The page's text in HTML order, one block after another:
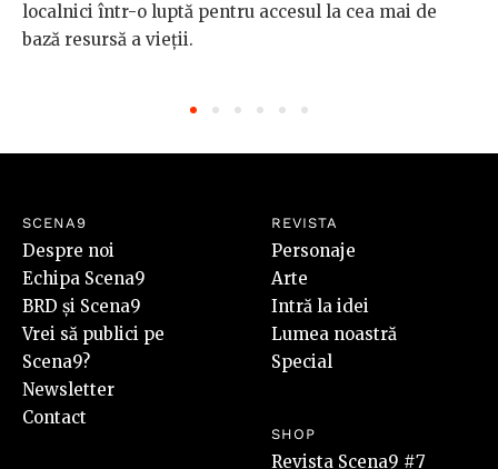
localnici într-o luptă pentru accesul la cea mai de
bază resursă a vieții.
SCENA9
Despre noi
Echipa Scena9
BRD și Scena9
Vrei să publici pe
Scena9?
Newsletter
Contact
REVISTA
Personaje
Arte
Intră la idei
Lumea noastră
Special
SHOP
Revista Scena9 #7